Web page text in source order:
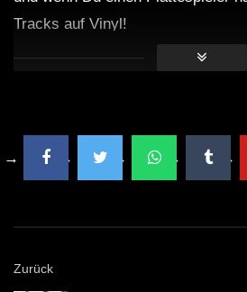
Tracks auf Vinyl!
Zurück